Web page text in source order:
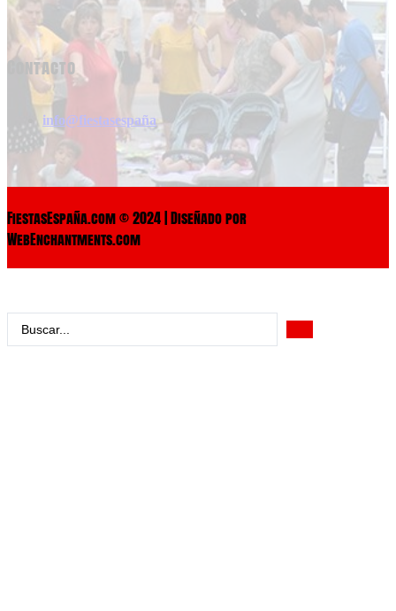
Contacto
info@fiestasespaña
FiestasEspaña.com © 2024 | Diseñado por
WebEnchantments.com